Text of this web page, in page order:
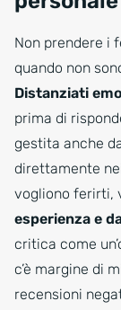
Non prendere i
quando non
Distanziati
prima di
gestita anche
direttamente
vogliono ferirti,
esperienza e
critica come
c’è margine di
recensioni